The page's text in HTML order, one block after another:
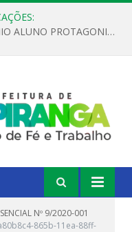
REGULAMENTO OFICIAL DO PRÊMIO ALUNO PROTAGONISTA – EDIÇÃO 2026
Nº 9/2020-001
865b-11ea-88ff-